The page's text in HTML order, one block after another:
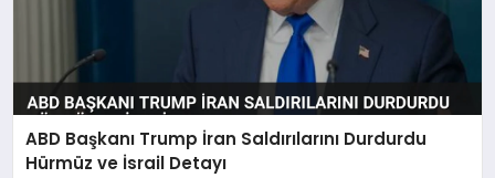
ABD Başkanı Trump İran Saldırılarını Durdurdu
Hürmüz ve İsrail Detayı